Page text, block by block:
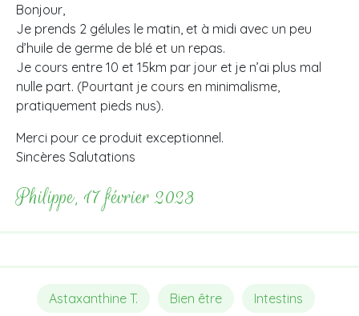
Bonjour,
Je prends 2 gélules le matin, et à midi avec un peu
d’huile de germe de blé et un repas.
Je cours entre 10 et 15km par jour et je n’ai plus mal
nulle part. (Pourtant je cours en minimalisme,
pratiquement pieds nus).
Merci pour ce produit exceptionnel.
Sincères Salutations
Philippe, 17 février 2023
Astaxanthine T. Bien être Intestins